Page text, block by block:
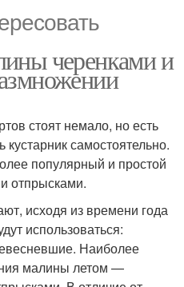
черенками и
стоят немало, но есть
самостоятельно.
популярный и простой
отпрысками.
исходя из времени года
использоваться:
Наиболее
малины летом —